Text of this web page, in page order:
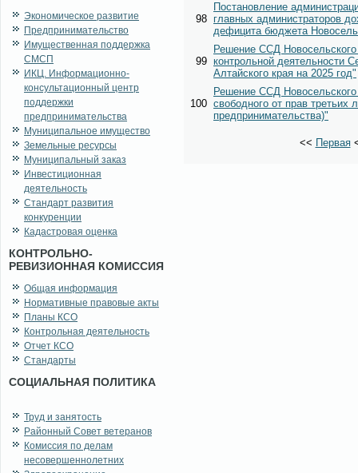
Экономическое развитие
Предпринимательство
Имущественная поддержка
СМСП
ИКЦ. Информационно-
консультационный центр
поддержки
предпринимательства
Муниципальное имущество
Земельные ресурсы
Муниципальный заказ
Инвестиционная
деятельность
Стандарт развития
конкуренции
Кадастровая оценка
КОНТРОЛЬНО-
РЕВИЗИОННАЯ КОМИССИЯ
Общая информация
Нормативные правовые акты
Планы КСО
Контрольная деятельность
Отчет КСО
Стандарты
СОЦИАЛЬНАЯ ПОЛИТИКА
Труд и занятость
Районный Совет ветеранов
Комиссия по делам
несовершеннолетних
98
Постановление
главных администраторов
дефицита бюджета
99
Решение ССД Новосельского
контрольной деятельности
Алтайского края на 2025 год"
100
Решение ССД
свободного от прав
предпринимательства)"
<< Первая